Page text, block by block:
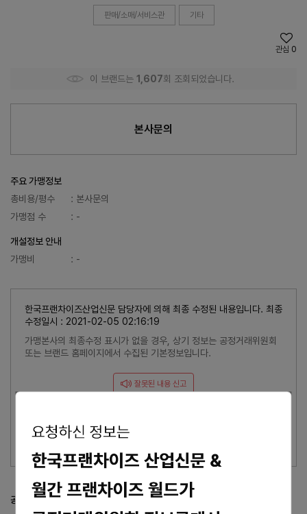
판매/소매/서비스관 기타
관심 0
이 브랜드는 1,607회 조회되었습니다.
본사문의
주요 가맹정보
총비용/평수
: 본사문의
가맹점 수
: -
개설정보 안내
가맹비
: -
한국프랜차이즈산업신문 담당자에 의해 최종 수정된 내용입니다. 최종
수정일시 : 2021-02-05 02:16:19
가맹본사의 최종수정 표시가 없을 경우, 상기 정보는 공정거래위원회
또는 브랜드 홈페이지에서 수집된 기본정보입니다.
잘못된 내용 신고
공정거래위원회 등록 정보 공정위 정보공개서 열람